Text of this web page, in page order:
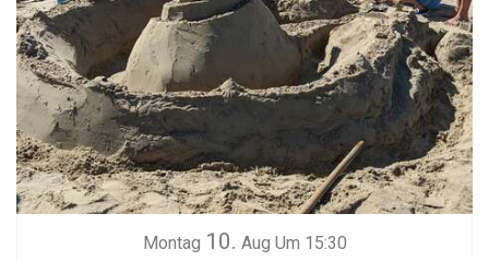
Montag 10. Aug Um 15:30